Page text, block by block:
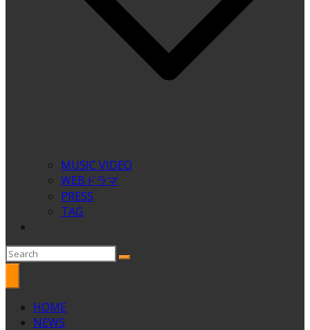
MUSIC VIDEO
WEBドラマ
PRESS
TAG
HOME
NEWS